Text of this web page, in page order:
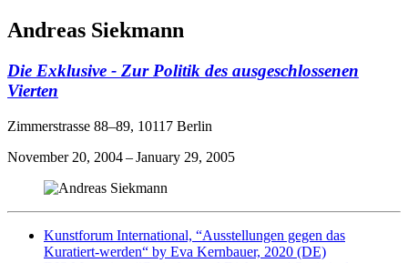
Andreas Siekmann
Die Exklusive - Zur Politik des ausgeschlossenen
Vierten
Zimmerstrasse 88–89, 10117 Berlin
November 20, 2004 – January 29, 2005
Kunstforum International, “Ausstellungen gegen das
Kuratiert-werden“ by Eva Kernbauer, 2020 (DE)